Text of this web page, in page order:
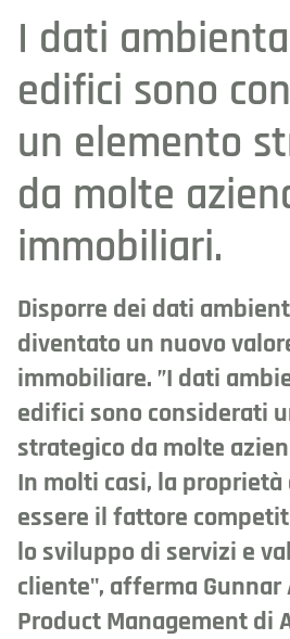
I dati
edifici sono
un elemento
da molte
immobiliari.
Disporre dei dati
diventato un nuovo
immobiliare. ”I dati
edifici sono considerati
strategico da molte
In molti casi, la
essere il fattore
lo sviluppo di servizi e
cliente", afferma Gunnar
Product Management di